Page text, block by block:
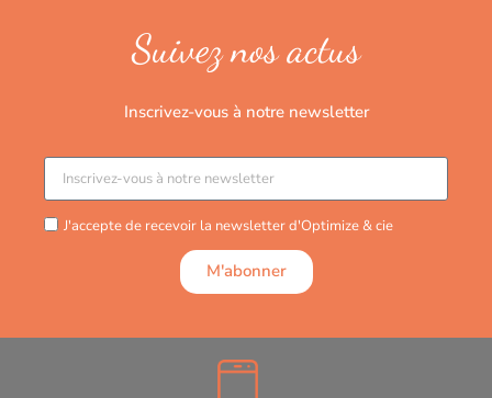
Suivez nos actus
Inscrivez-vous à notre newsletter
J'accepte de recevoir la newsletter d'Optimize & cie
M'abonner